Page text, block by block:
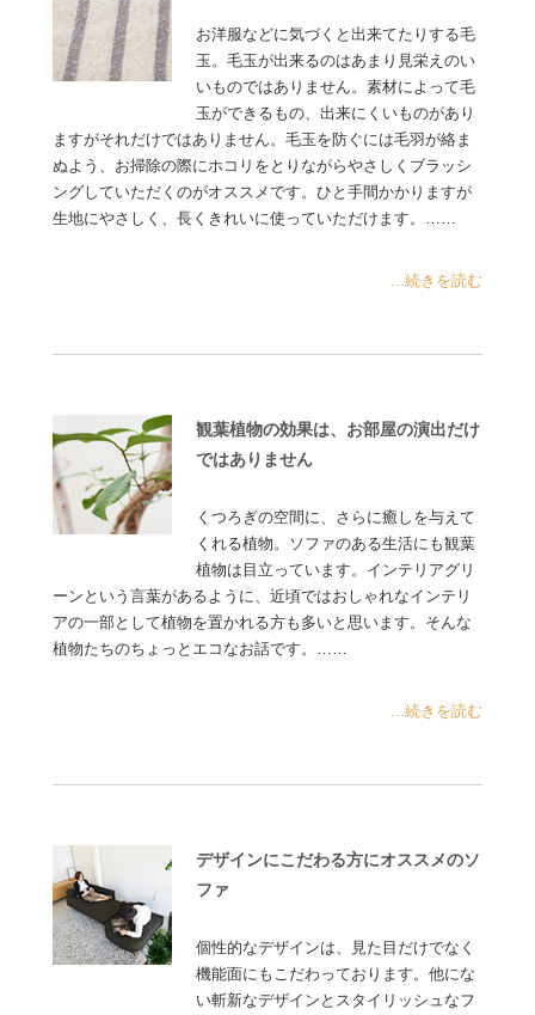
お洋服などに気づくと出来てたりする毛
玉。毛玉が出来るのはあまり見栄えのい
いものではありません。素材によって毛
玉ができるもの、出来にくいものがあり
ますがそれだけではありません。毛玉を防ぐには毛羽が絡ま
ぬよう、お掃除の際にホコリをとりながらやさしくブラッシ
ングしていただくのがオススメです。ひと手間かかりますが
生地にやさしく、長くきれいに使っていただけます。……
...続きを読む
観葉植物の効果は、お部屋の演出だけ
ではありません
くつろぎの空間に、さらに癒しを与えて
くれる植物。ソファのある生活にも観葉
植物は目立っています。インテリアグリ
ーンという言葉があるように、近頃ではおしゃれなインテリ
アの一部として植物を置かれる方も多いと思います。そんな
植物たちのちょっとエコなお話です。……
...続きを読む
デザインにこだわる方にオススメのソ
ファ
個性的なデザインは、見た目だけでなく
機能面にもこだわっております。他にな
い斬新なデザインとスタイリッシュなフ